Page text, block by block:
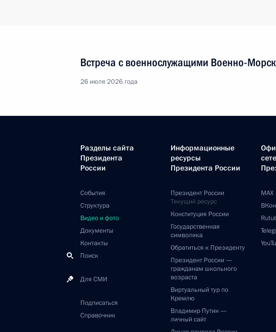
Встреча с военнослужащими Военно-
26 июля 2026 года
Разделы сайта
Президента
России
События
Структура
Видео и фото
Документы
Контакты
Поиск
Для СМИ
Подписаться
Справочник
Информационные
ресурсы
Президента России
Президент России
Текущий ресурс
Конституция России
Государственная
символика
Обратиться к Президенту
Президент России —
гражданам школьного
возраста
Виртуальный тур по
Кремлю
Владимир Путин —
личный сайт
MAX